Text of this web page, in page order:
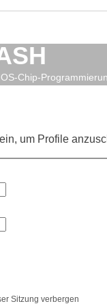
Chip-
um Profile
Sitzung verbergen